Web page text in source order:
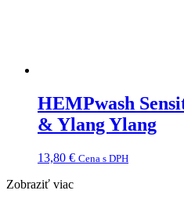
HEMPwash
& Ylang Ylang
13,80 € Cena s DPH
Zobraziť viac